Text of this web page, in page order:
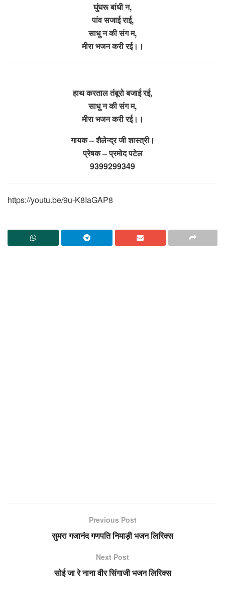
घुंघरू बांधी न,
पांव सजाई राई,
साधु न की संग म,
मीरा भजन करी रई।।
हाथ करताल तंबूरो बजाई रई,
साधु न की संग म,
मीरा भजन करी रई।।
गायक – शैलेन्द्र जी शास्त्री।
प्रेषक – प्रमोद पटेल
9399299349
https://youtu.be/9u-K8IaGAP8
Previous Post
सुमरा गजानंद गणपति निमाड़ी भजन लिरिक्स
Next Post
सोई जा रे नाना वीर सिंगाजी भजन लिरिक्स